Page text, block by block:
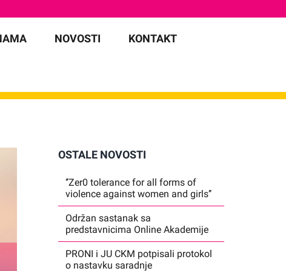
NOVOSTI KONTAKT
OSTALE NOVOSTI
‘’Zer0 tolerance for all forms of
violence against women and girls’’
Održan sastanak sa
predstavnicima Online Akademije
PRONI i JU CKM potpisali protokol
o nastavku saradnje